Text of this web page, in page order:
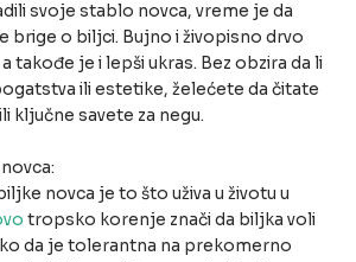
svoje stablo novca, vreme je da
brige o biljci. Bujno i živopisno drvo
takođe je i lepši ukras. Bez obzira da li
ili estetike, želećete da čitate
ključne savete za negu.
novca je to što uživa u životu u
tropsko korenje znači da biljka voli
da je tolerantna na prekomerno